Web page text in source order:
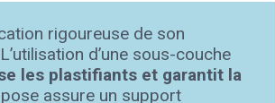
rigoureuse de son
d’une sous-couche
les plastifiants et garantit la
assure un support